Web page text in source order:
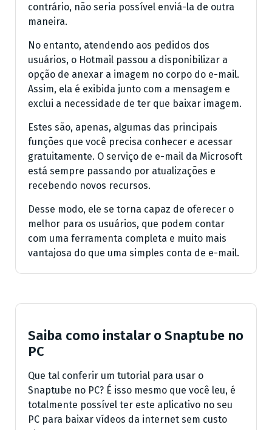
contrário, não seria possível enviá-la de outra
maneira.
No entanto, atendendo aos pedidos dos
usuários, o Hotmail passou a disponibilizar a
opção de anexar a imagem no corpo do e-mail.
Assim, ela é exibida junto com a mensagem e
exclui a necessidade de ter que baixar imagem.
Estes são, apenas, algumas das principais
funções que você precisa conhecer e acessar
gratuitamente. O serviço de e-mail da Microsoft
está sempre passando por atualizações e
recebendo novos recursos.
Desse modo, ele se torna capaz de oferecer o
melhor para os usuários, que podem contar
com uma ferramenta completa e muito mais
vantajosa do que uma simples conta de e-mail.
Saiba como instalar o Snaptube no
PC
Que tal conferir um tutorial para usar o
Snaptube no PC? É isso mesmo que você leu, é
totalmente possível ter este aplicativo no seu
PC para baixar vídeos da internet sem custo